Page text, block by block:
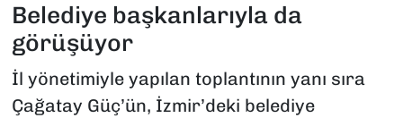
Belediye başkanlarıyla da
görüşüyor
İl yönetimiyle yapılan toplantının yanı sıra
Çağatay Güç’ün, İzmir’deki belediye